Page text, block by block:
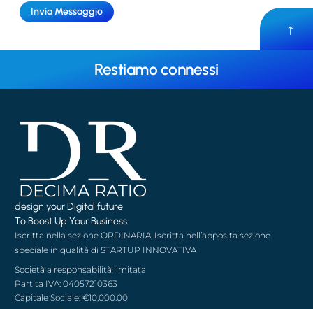
Restiamo connessi
design your Digital future
To Boost Up Your Business.
Iscritta nella sezione ORDINARIA, Iscritta nell’apposita sezione
speciale in qualità di STARTUP INNOVATIVA
Società a responsabilità limitata
Partita IVA: 04057210363
Capitale Sociale: €10,000.00